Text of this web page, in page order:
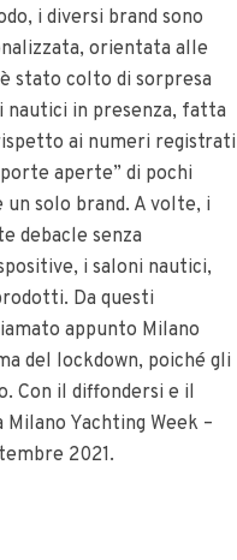
i diversi brand sono
orientata alle
stato colto di sorpresa
nautici in presenza, fatta
ai numeri registrati
aperte” di pochi
solo brand. A volte, i
debacle senza
i saloni nautici,
Da questi
appunto Milano
del lockdown, poiché gli
Con il diffondersi e il
Yachting Week –
2021.